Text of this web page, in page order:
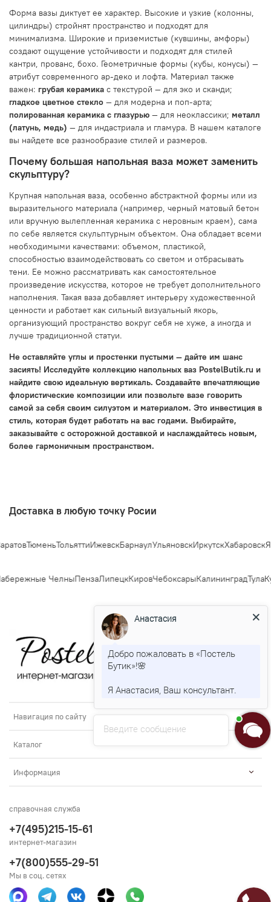
Форма вазы диктует ее характер. Высокие и узкие (колонны,
цилиндры) стройнят пространство и подходят для
минимализма. Широкие и приземистые (кувшины, амфоры)
создают ощущение устойчивости и подходят для стилей
кантри, прованс, бохо. Геометричные формы (кубы, конусы) —
атрибут современного ар-деко и лофта. Материал также
важен: грубая керамика с текстурой — для эко и сканди;
гладкое цветное стекло — для модерна и поп-арта;
полированная керамика с глазурью — для неоклассики; металл
(латунь, медь) — для индастриала и гламура. В нашем каталоге
вы найдете все разнообразие стилей и размеров.
Почему большая напольная ваза может заменить
скульптуру?
Крупная напольная ваза, особенно абстрактной формы или из
выразительного материала (например, черный матовый бетон
или вручную вылепленная керамика с неровным краем), сама
по себе является скульптурным объектом. Она обладает всеми
необходимыми качествами: объемом, пластикой,
способностью взаимодействовать со светом и отбрасывать
тени. Ее можно рассматривать как самостоятельное
произведение искусства, которое не требует дополнительного
наполнения. Такая ваза добавляет интерьеру художественной
ценности и работает как сильный визуальный якорь,
организующий пространство вокруг себя не хуже, а иногда и
лучше традиционной статуи.
Не оставляйте углы и простенки пустыми — дайте им шанс
засиять! Исследуйте коллекцию напольных ваз PostelButik.ru и
найдите свою идеальную вертикаль. Создавайте впечатляющие
флористические композиции или позвольте вазе говорить
самой за себя своим силуэтом и материалом. Это инвестиция в
стиль, которая будет работать на вас годами. Выбирайте,
заказывайте с осторожной доставкой и наслаждайтесь новым,
более гармоничным пространством.
Доставка в любую точку Росии
ТюменьТольяттиИжевскБарнаулУльяновскИркутскХабаровск
ЧелныПензаЛипецкКировЧебоксарыКалининградТула
Навигация по сайту
Каталог
Информация
справочная служба
+7(495)215-15-61
интернет-магазин
+7(800)555-29-51
Мы в соц. сетях
Введите сообщение
Анастасия
Добро пожаловать в «Постель
Бутик»!🌸
Я Анастасия, Ваш консультант.